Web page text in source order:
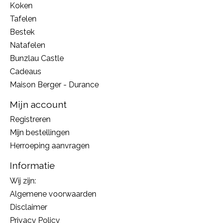
Koken
Tafelen
Bestek
Natafelen
Bunzlau Castle
Cadeaus
Maison Berger - Durance
Mijn account
Registreren
Mijn bestellingen
Herroeping aanvragen
Informatie
Wij zijn:
Algemene voorwaarden
Disclaimer
Privacy Policy